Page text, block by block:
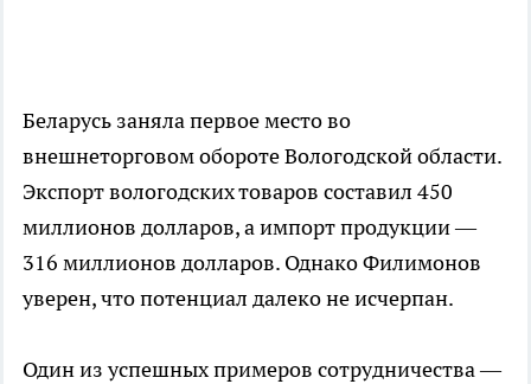
Беларусь заняла первое место во
внешнеторговом обороте Вологодской области.
Экспорт вологодских товаров составил 450
миллионов долларов, а импорт продукции —
316 миллионов долларов. Однако Филимонов
уверен, что потенциал далеко не исчерпан.
Один из успешных примеров сотрудничества —